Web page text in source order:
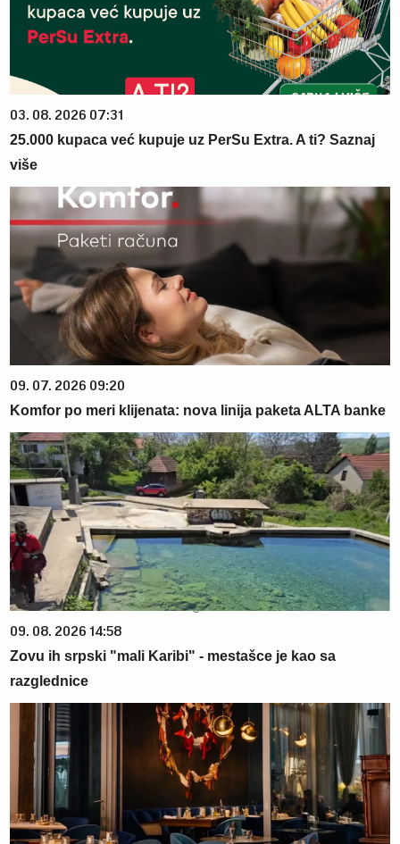
03. 08. 2026 07:31
25.000 kupaca već kupuje uz PerSu Extra. A ti? Saznaj
više
09. 07. 2026 09:20
Komfor po meri klijenata: nova linija paketa ALTA banke
09. 08. 2026 14:58
Zovu ih srpski "mali Karibi" - mestašce je kao sa
razglednice